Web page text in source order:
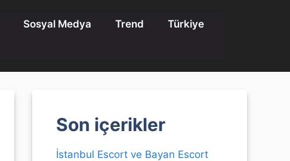
Sosyal Medya Trend Türkiye
Son içerikler
İstanbul Escort ve Bayan Escort